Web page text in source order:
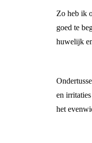
Zo heb ik
goed te
huwelijk
en
het